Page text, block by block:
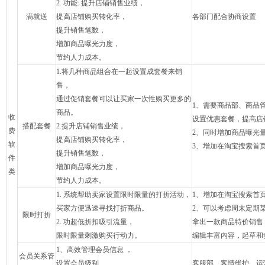
收
费
软
件
类
满就送
2. 功能: 提升店铺销售业绩，
提高店铺购买转化率，
提升销售笔数，
增加商品曝光力度，
节约人力成本。
各部门配合协商设置
搭配套餐
1.将几种商品组合在一起设置成套餐来销
售，
通过促销套餐可以让买家一次性购买更多的
商品。
2.提升店铺销售业绩，
提高店铺购买转化率，
提升销售笔数，
增加商品曝光力度，
节约人力成本。
1、需要商品部、商品
设置优惠套餐，提高
2、同时增加商品曝光
3、增加在淘宝搜索首
限时打折
1. 系统帮助卖家设置限时限量的打折活动，
买家方便迅速寻找打折商品。
2. 功超低折扣吸引流量，
限时限量刺激购买行动力。
1、增加在淘宝搜索首
2、可以考虑周末定期
拿出一款商品特价销
编辑丰富内容，起草
会员关系管
1、高效管理会员信息 ，
设置会员级别
客服部 客情维护 运